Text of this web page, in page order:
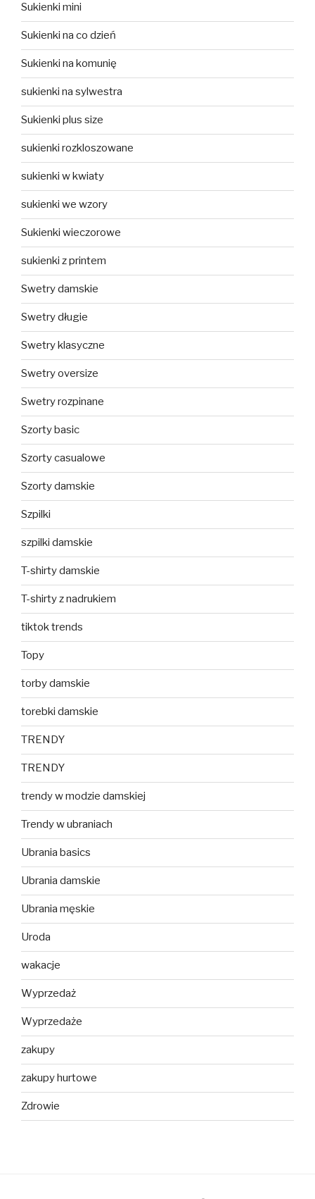
Sukienki mini
Sukienki na co dzień
Sukienki na komunię
sukienki na sylwestra
Sukienki plus size
sukienki rozkloszowane
sukienki w kwiaty
sukienki we wzory
Sukienki wieczorowe
sukienki z printem
Swetry damskie
Swetry długie
Swetry klasyczne
Swetry oversize
Swetry rozpinane
Szorty basic
Szorty casualowe
Szorty damskie
Szpilki
szpilki damskie
T-shirty damskie
T-shirty z nadrukiem
tiktok trends
Topy
torby damskie
torebki damskie
TRENDY
TRENDY
trendy w modzie damskiej
Trendy w ubraniach
Ubrania basics
Ubrania damskie
Ubrania męskie
Uroda
wakacje
Wyprzedaż
Wyprzedaże
zakupy
zakupy hurtowe
Zdrowie